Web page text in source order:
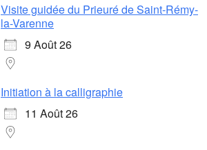
Visite guidée du Prieuré de Saint-Rémy-
la-Varenne
9 Août 26
Initiation à la calligraphie
11 Août 26